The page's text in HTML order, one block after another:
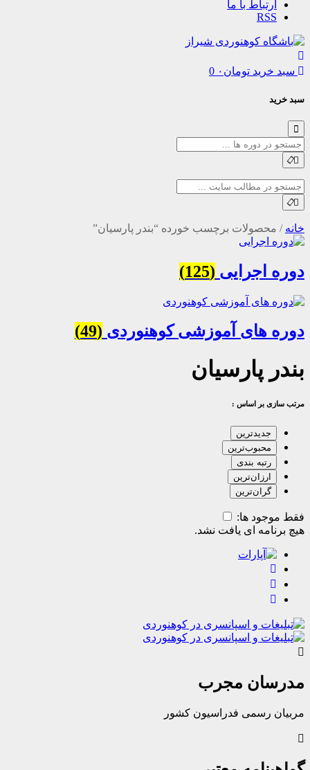
با ما
تومان۰ 0
برچسب خورده “بندر پارسیان”
(125)
های آموزشی کوهنوردی(49)
پارسیان
بر اساس :
بندی
ها:
ای یافت نشد.
مجرب
رسمی فدراسیون کشور